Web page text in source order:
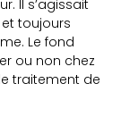
Il s’agissait
toujours
Le fond
ou non chez
traitement de